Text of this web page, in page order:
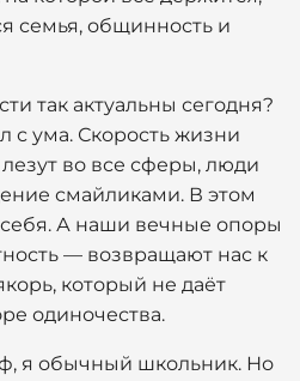
семья, общинность и
так актуальны сегодня?
с ума. Скорость жизни
во все сферы, люди
смайликами. В этом
себя. А наши вечные опоры
— возвращают нас к
который не даёт
одиночества.
я обычный школьник. Но